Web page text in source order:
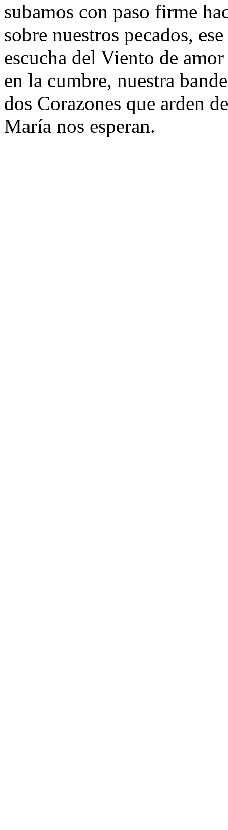
subamos con paso firme
sobre nuestros pecados,
escucha del Viento de
en la cumbre, nuestra
dos Corazones que arden
María nos esperan.